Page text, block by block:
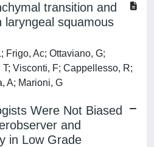
transition and
laryngeal squamous
Frigo, Ac; Ottaviano, G;
Visconti, F; Cappellesso, R;
A; Marioni, G
Were Not Biased
and
in Low Grade